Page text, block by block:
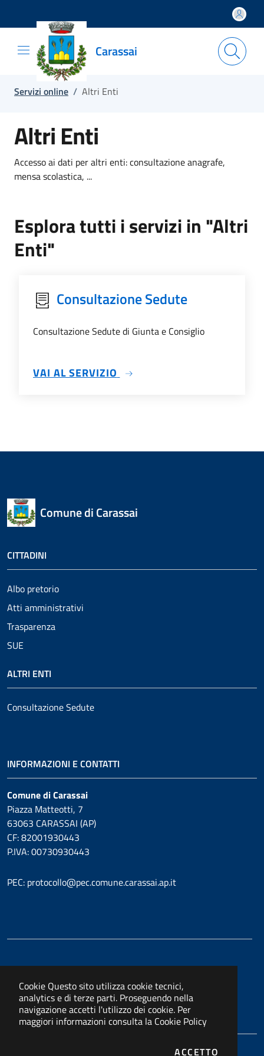
Cookie Questo sito utilizza cookie tecnici,
analytics e di terze parti. Proseguendo nella
navigazione accetti l'utilizzo dei cookie. Per
maggiori informazioni consulta la Cookie Policy
ACCETTO
Salta e vai al contenuto
Salta e vai al footer
Carassai
Servizi online / Altri Enti
Altri Enti
Accesso ai dati per altri enti: consultazione anagrafe,
mensa scolastica, ...
Esplora tutti i servizi in "Altri
Enti"
Consultazione Sedute
Consultazione Sedute di Giunta e Consiglio
VAI AL SERVIZIO SU CONSULTAZIONE SEDUTE
Comune di Carassai
CITTADINI
Albo pretorio
Atti amministrativi
Trasparenza
SUE
ALTRI ENTI
Consultazione Sedute
INFORMAZIONI E CONTATTI
Comune di Carassai
Piazza Matteotti, 7
63063 CARASSAI (AP)
CF: 82001930443
P.IVA: 00730930443
PEC: protocollo@pec.comune.carassai.ap.it